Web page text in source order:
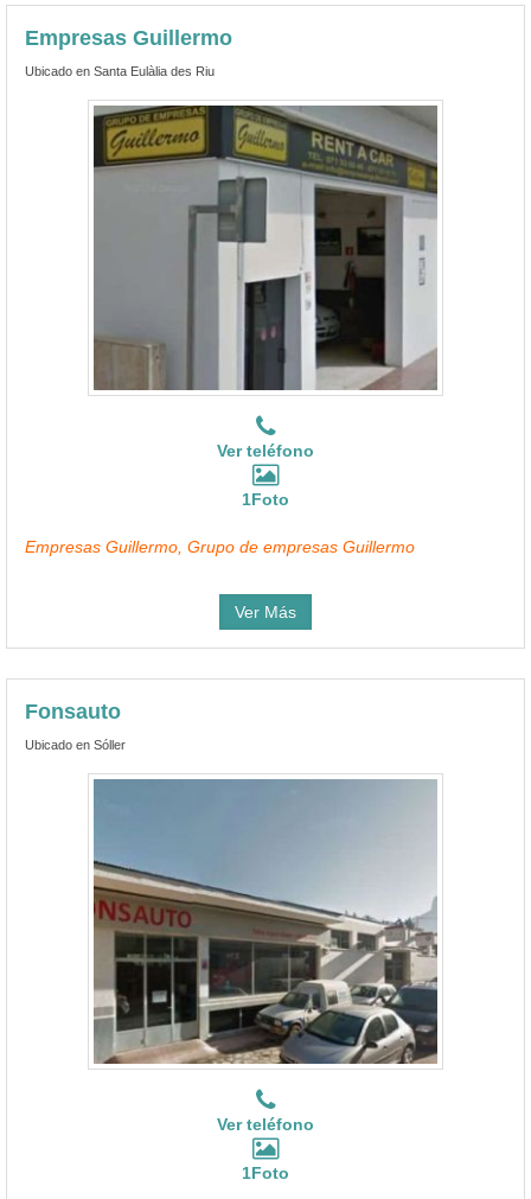
Empresas Guillermo
Ubicado en Santa Eulàlia des Riu
Ver teléfono
1Foto
Empresas Guillermo, Grupo de empresas Guillermo
Ver Más
Fonsauto
Ubicado en Sóller
Ver teléfono
1Foto